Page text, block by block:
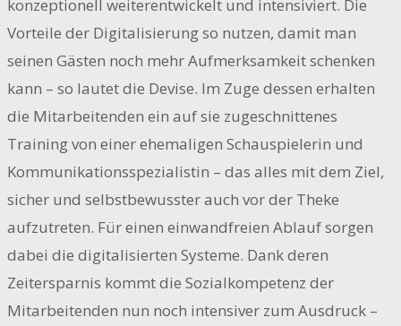
konzeptionell weiterentwickelt und intensiviert. Die
Vorteile der Digitalisierung so nutzen, damit man
seinen Gästen noch mehr Aufmerksamkeit schenken
kann – so lautet die Devise. Im Zuge dessen erhalten
die Mitarbeitenden ein auf sie zugeschnittenes
Training von einer ehemaligen Schauspielerin und
Kommunikationsspezialistin – das alles mit dem Ziel,
sicher und selbstbewusster auch vor der Theke
aufzutreten. Für einen einwandfreien Ablauf sorgen
dabei die digitalisierten Systeme. Dank deren
Zeitersparnis kommt die Sozialkompetenz der
Mitarbeitenden nun noch intensiver zum Ausdruck –